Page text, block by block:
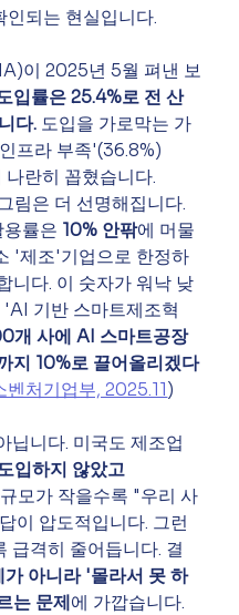
인되는 현실입니다.
이 2025년 5월 펴낸 보
입률은 25.4%로 전 산
다. 도입을 가로막는 가
인프라 부족'(36.8%)
란히 꼽혔습니다.
림은 더 선명해집니다.
용률은 10% 안팎에 머물
'제조'기업으로 한정하
니다. 이 숫자가 워낙 낮
'AI 기반 스마트제조혁
개 사에 AI 스마트공장
지 10%로 끌어올리겠다
벤처기업부, 2025.11)
입하지 않았고
모가 작을수록 "우리 사
이 압도적입니다. 그런
급격히 줄어듭니다. 결
아니라 '몰라서 못 하
는 문제에 가깝습니다.